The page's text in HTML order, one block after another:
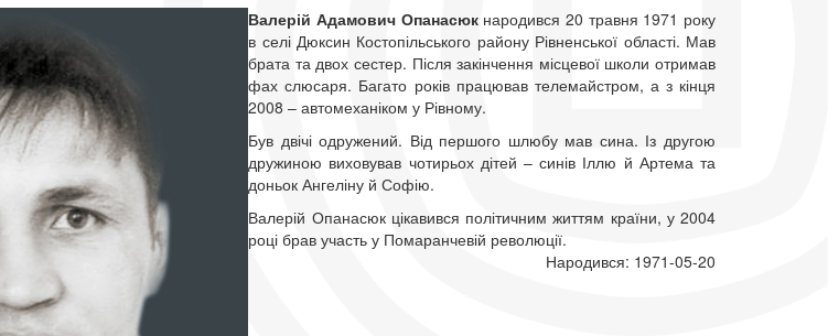
Валерій Адамович Опанасюкнародився 20 травня 1971 року
в селі Дюксин Костопільського району Рівненської області. Мав
брата та двох сестер. Після закінчення місцевої школи отримав
фах слюсаря. Багато років працював телемайстром, а з кінця
2008 – автомеханіком у Рівному.
Був двічі одружений. Від першого шлюбу мав сина. Із другою
дружиною виховував чотирьох дітей – синів Іллю й Артема та
доньок Ангеліну й Софію.
Валерій Опанасюк цікавився політичним життям країни, у 2004
році брав участь у Помаранчевій революції.
Народився: 1971-05-20